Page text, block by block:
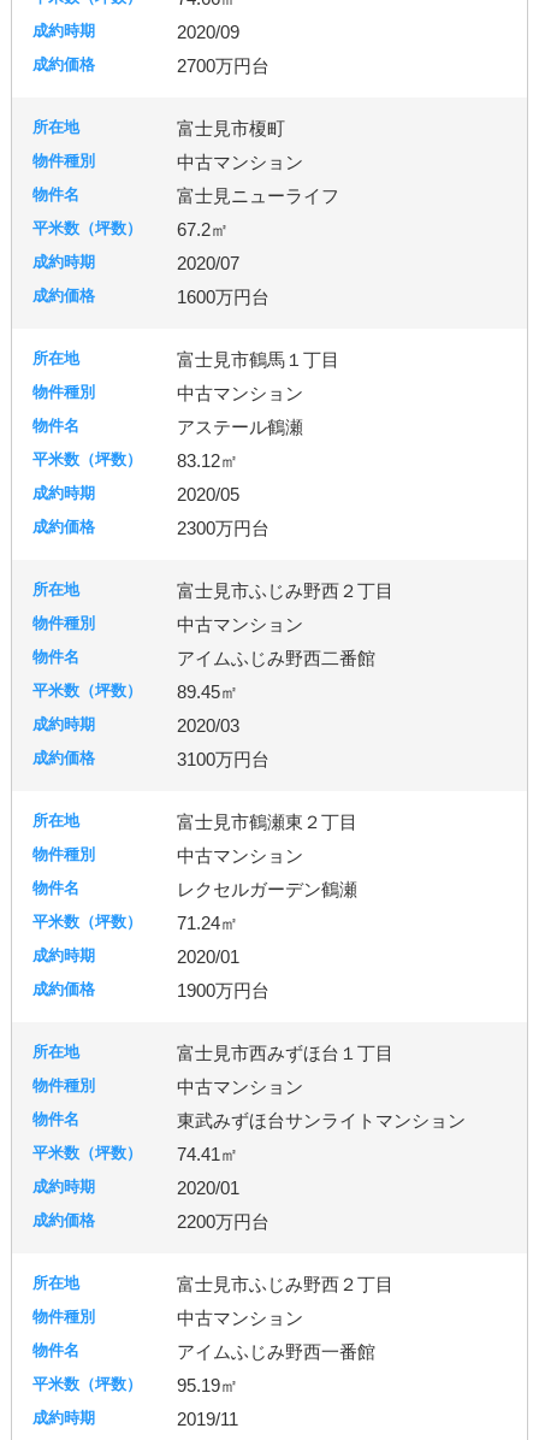
2020/09
2700万円台
富士見市榎町
中古マンション
富士見ニューライフ
67.2㎡
2020/07
1600万円台
富士見市鶴馬１丁目
中古マンション
アステール鶴瀬
83.12㎡
2020/05
2300万円台
富士見市ふじみ野西２丁目
中古マンション
アイムふじみ野西二番館
89.45㎡
2020/03
3100万円台
富士見市鶴瀬東２丁目
中古マンション
レクセルガーデン鶴瀬
71.24㎡
2020/01
1900万円台
富士見市西みずほ台１丁目
中古マンション
東武みずほ台サンライトマンション
74.41㎡
2020/01
2200万円台
富士見市ふじみ野西２丁目
中古マンション
アイムふじみ野西一番館
95.19㎡
2019/11